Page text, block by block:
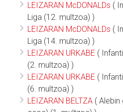
LEIZARAN McDONALDs (
Liga (12. multzoa) )
LEIZARAN McDONALDs (
Liga (14. multzoa) )
LEIZARAN URKABE (
(2. multzoa) )
LEIZARAN URKABE (
(6. multzoa) )
LEIZARAN BELTZA (